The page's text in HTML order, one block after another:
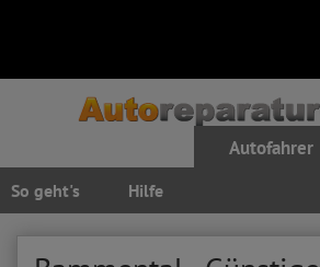
Autofahrer
So geht's Hilfe